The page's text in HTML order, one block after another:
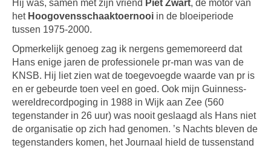
Hij was, samen met zijn vriend Piet Zwart, de motor van
het Hoogovensschaaktoernooi in de bloeiperiode
tussen 1975-2000.
Opmerkelijk genoeg zag ik nergens gememoreerd dat
Hans enige jaren de professionele pr-man was van de
KNSB. Hij liet zien wat de toegevoegde waarde van pr is
en er gebeurde toen veel en goed. Ook mijn Guinness-
wereldrecordpoging in 1988 in Wijk aan Zee (560
tegenstander in 26 uur) was nooit geslaagd als Hans niet
de organisatie op zich had genomen. ’s Nachts bleven de
tegenstanders komen, het Journaal hield de tussenstand